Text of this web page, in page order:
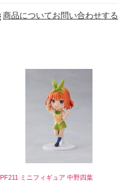
商品についてお問い合わせする
PF211 ミニフィギュア 中野四葉